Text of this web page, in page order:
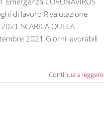
di lavoro Rivalutazione
SCARICA QUI LA
2021 Giorni lavorabili
Continua a leggere